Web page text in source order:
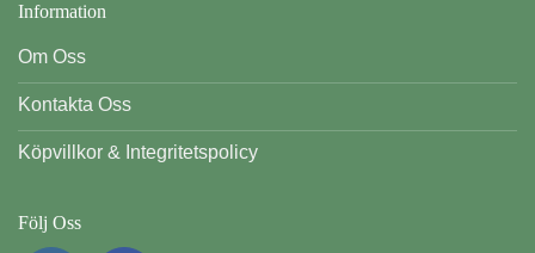
Information
Om Oss
Kontakta Oss
Köpvillkor & Integritetspolicy
Följ Oss